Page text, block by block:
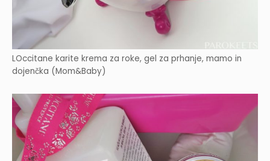
LOccitane karite krema za roke, gel za prhanje, mamo in
dojenčka (Mom&Baby)